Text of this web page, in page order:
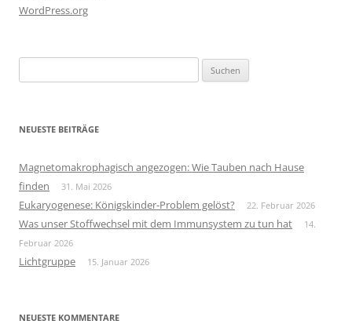
WordPress.org
nach:
NEUESTE BEITRÄGE
Magnetomakrophagisch angezogen: Wie Tauben nach Hause
finden
31. Mai 2026
Eukaryogenese: Königskinder-Problem gelöst? 22. Februar 2026
Was unser Stoffwechsel mit dem Immunsystem zu tun hat
14.
Februar 2026
Lichtgruppe 15. Januar 2026
NEUESTE KOMMENTARE